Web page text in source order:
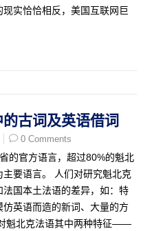
实恰恰相反，美国互联网巨
的古词及英语借词
0 Comments
的官方语言，超过80%的魁北
要语言。 人们对研究魁北克
国本土法语的差异，如：特
英语而造的新词、大量的方
魁北克法语其中两种特征——